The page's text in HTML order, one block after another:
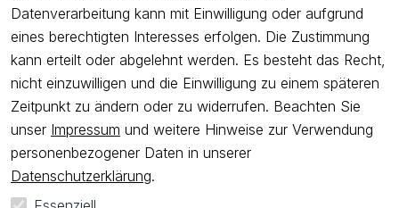
Datenverarbeitung kann mit Einwilligung oder aufgrund
eines berechtigten Interesses erfolgen. Die Zustimmung
kann erteilt oder abgelehnt werden. Es besteht das Recht,
nicht einzuwilligen und die Einwilligung zu einem späteren
Zeitpunkt zu ändern oder zu widerrufen. Beachten Sie
unser Impressum und weitere Hinweise zur Verwendung
personenbezogener Daten in unserer
Datenschutzerklärung.
Newsletter abonnieren
Ich bestätige hiermit, dass ich die Datenschutzerklärung
gelesen
habe. Ich kann meine Einwilligung jederzeit widerrufen.
Datenschutzerklärung